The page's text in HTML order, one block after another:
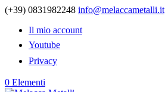
(+39) 0831982248 info@melaccametalli.it
Il mio account
Youtube
Privacy
0 Elementi